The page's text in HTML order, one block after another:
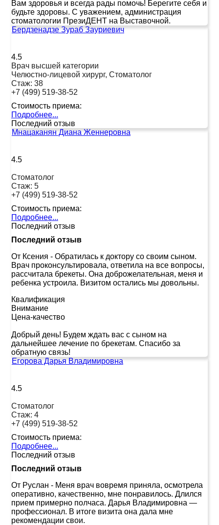
Вам здоровья и всегда рады помочь! Берегите себя и
будьте здоровы. С уважением, администрация
стоматологии ПрезиДЕНТ на Выставочной.
Бердзенадзе Зураб Зауриевич
4.5
Врач высшей категории
Челюстно-лицевой хирург, Стоматолог
Стаж: 38
+7 (499) 519-38-52
Стоимость приема:
Подробнее...
Последний отзыв
Мнацаканян Диана Женнеровна
4.5
Стоматолог
Стаж: 5
+7 (499) 519-38-52
Стоимость приема:
Подробнее...
Последний отзыв
Последний отзыв
От Ксения - Обратилась к доктору со своим сыном.
Врач проконсультировала, ответила на все вопросы,
рассчитала брекеты. Она доброжелательная, меня и
ребенка устроила. Визитом остались мы довольны.
Квалификация
Внимание
Цена-качество
Добрый день! Будем ждать вас с сыном на
дальнейшее лечение по брекетам. Спасибо за
обратную связь!
Егорова Дарья Владимировна
4.5
Стоматолог
Стаж: 4
+7 (499) 519-38-52
Стоимость приема:
Подробнее...
Последний отзыв
Последний отзыв
От Руслан - Меня врач вовремя приняла, осмотрела
оперативно, качественно, мне понравилось. Длился
прием примерно полчаса. Дарья Владимировна —
профессионал. В итоге визита она дала мне
рекомендации свои.